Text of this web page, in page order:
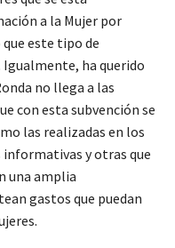
a la Mujer por
este tipo de
ha querido
no llega a las
con esta subvención se
las realizadas en los
informativas y otras que
una amplia
gastos que puedan